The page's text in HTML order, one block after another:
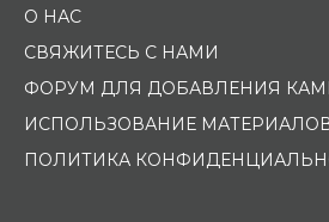
О НАС
СВЯЖИТЕСЬ С НАМИ
ФОРУМ ДЛЯ ДОБАВЛЕНИЯ
ИСПОЛЬЗОВАНИЕ
ПОЛИТИКА